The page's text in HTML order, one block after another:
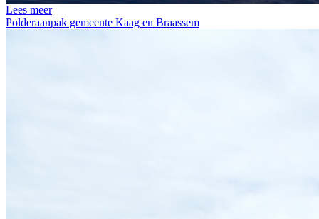
Lees meer
Polderaanpak gemeente Kaag en Braassem